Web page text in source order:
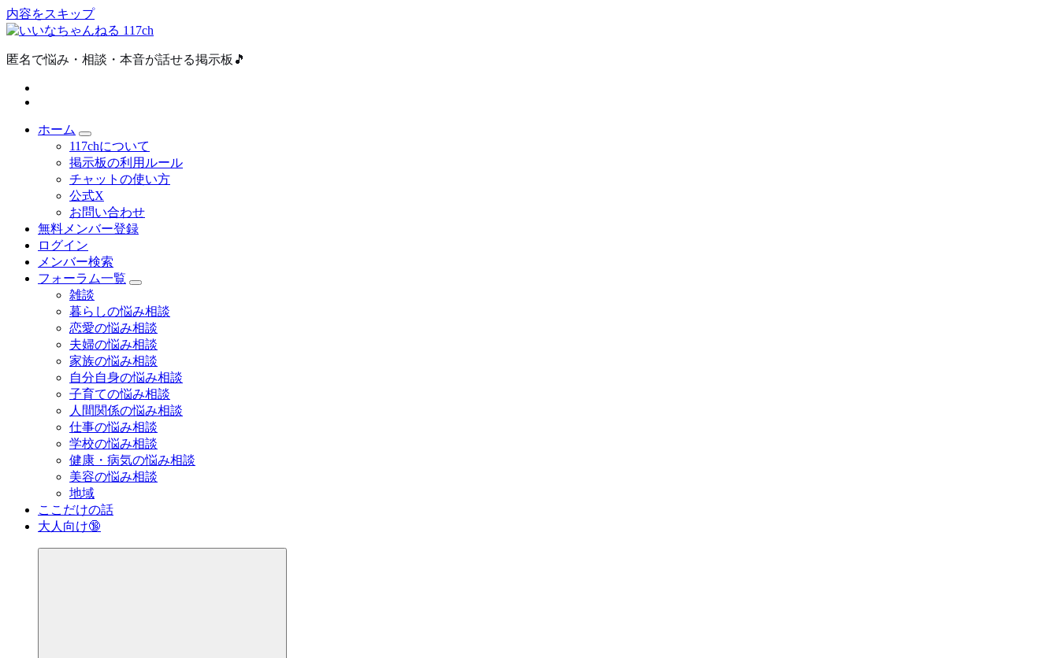
内容をスキップ
匿名で悩み・相談・本音が話せる掲示板🎵
ホーム
117chについて
掲示板の利用ルール
チャットの使い方
公式X
お問い合わせ
無料メンバー登録
ログイン
メンバー検索
フォーラム一覧
雑談
暮らしの悩み相談
恋愛の悩み相談
夫婦の悩み相談
家族の悩み相談
自分自身の悩み相談
子育ての悩み相談
人間関係の悩み相談
仕事の悩み相談
学校の悩み相談
健康・病気の悩み相談
美容の悩み相談
地域
ここだけの話
大人向け🔞